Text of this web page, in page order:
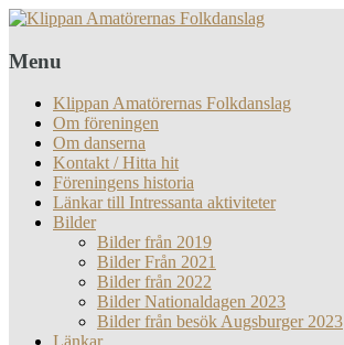
Menu
Klippan Amatörernas Folkdanslag
Om föreningen
Om danserna
Kontakt / Hitta hit
Föreningens historia
Länkar till Intressanta aktiviteter
Bilder
Bilder från 2019
Bilder Från 2021
Bilder från 2022
Bilder Nationaldagen 2023
Bilder från besök Augsburger 2023